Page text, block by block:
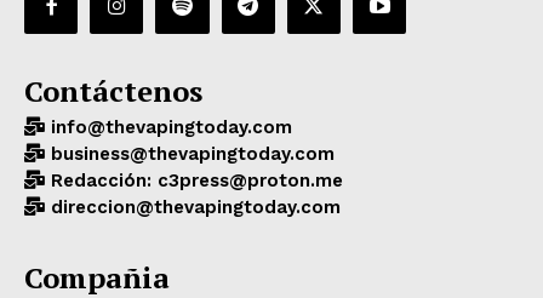
Contáctenos
info@thevapingtoday.com
business@thevapingtoday.com
Redacción: c3press@proton.me
direccion@thevapingtoday.com
Compañia